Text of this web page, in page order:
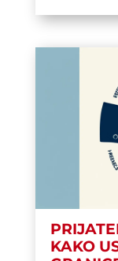
KAKO